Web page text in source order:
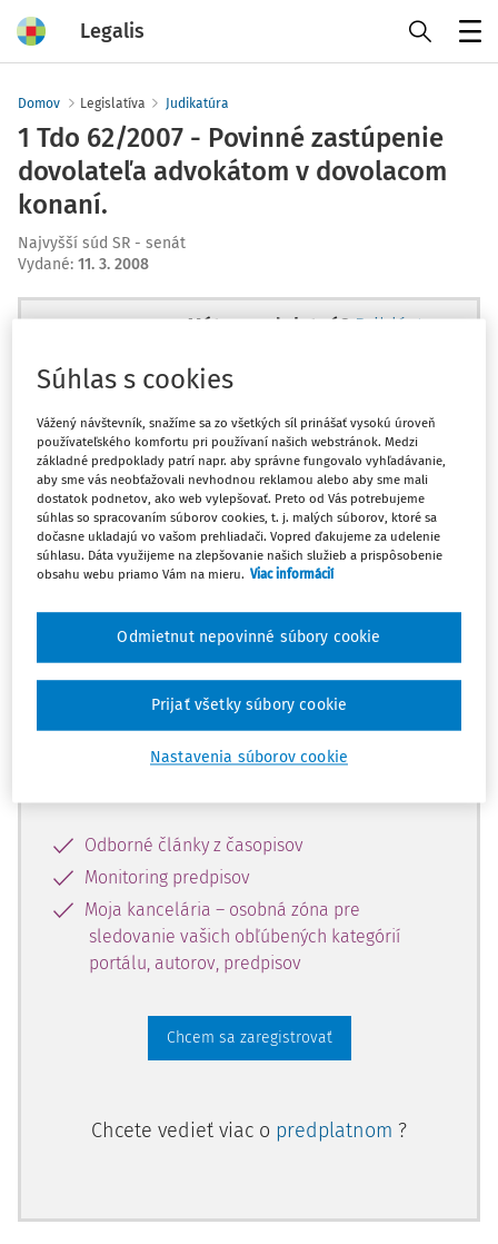
Legalis
Domov Legislatíva Judikatúra
1 Tdo 62/2007 - Povinné zastúpenie
dovolateľa advokátom v dovolacom
konaní.
Najvyšší súd SR - senát
Vydané: 11. 3. 2008
Máte predplatné? Prihláste sa
Ups, zatiaľ ste si prečítali len
začiatok...
Celý odborný obsah z tejto oblasti je
dostupný predplatiteľom portálu.
Odomknite si prístup k odbornému
obsahu a získajte prístup na 10 dní
zdarma, stačí sa len zaregistrovať.
Vďaka registrácii získate prístup aj k
Odborné články z časopisov
Monitoring predpisov
Moja kancelária – osobná zóna pre
sledovanie vašich obľúbených kategórií
portálu, autorov, predpisov
Chcem sa zaregistrovať
Chcete vedieť viac o predplatnom ?
Súhlas s cookies
Vážený návštevník, snažíme sa zo všetkých síl prinášať vysokú úroveň
používateľského komfortu pri používaní našich webstránok. Medzi
základné predpoklady patrí napr. aby správne fungovalo vyhľadávanie,
aby sme vás neobťažovali nevhodnou reklamou alebo aby sme mali
dostatok podnetov, ako web vylepšovať. Preto od Vás potrebujeme
súhlas so spracovaním súborov cookies, t. j. malých súborov, ktoré sa
dočasne ukladajú vo vašom prehliadači. Vopred ďakujeme za udelenie
súhlasu. Dáta využijeme na zlepšovanie našich služieb a prispôsobenie
obsahu webu priamo Vám na mieru. Viac informácií
Nastavenia súborov cookie
Odmietnut nepovinné súbory cookie
Prijať všetky súbory cookie